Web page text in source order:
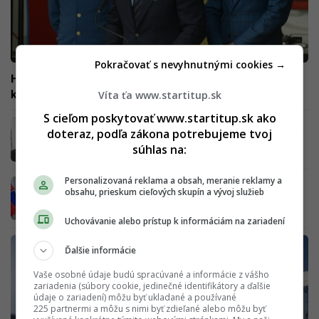
Hasiči varujú Šutaja Eštoka: Záchranný systém smeruje
ku kolapsu, zo služby odchádzajú predčasne
Riaditeľ SNG sa vyhrážal zamestnankyniam.
„Sme nútené budúci týždeň podať výpovede,“
reagujú
Policajná akadémia čelí vážnemu obvineniu:
Nevhodné správanie rektora k študentke
Víta ťa www.startitup.sk
S cieľom poskytovať www.startitup.sk ako
doteraz, podľa zákona potrebujeme tvoj
súhlas na:
Personalizovaná reklama a obsah, meranie reklamy a
obsahu, prieskum cieľových skupín a vývoj služieb
Uchovávanie alebo prístup k informáciám na zariadení
Ďalšie informácie
Vaše osobné údaje budú spracúvané a informácie z vášho
zariadenia (súbory cookie, jedinečné identifikátory a ďalšie
údaje o zariadení) môžu byť ukladané a používané
225 partnermi a môžu s nimi byť zdieľané alebo môžu byť
Pokračovať s nevyhnutnými cookies →